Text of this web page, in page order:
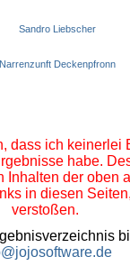
Sandro Liebscher
Narrenzunft Deckenpfronn
dass ich keinerlei
habe.
Inhalten der oben
in diesen
verstoßen.